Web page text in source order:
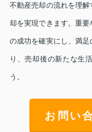
不動産売却の流れを理
却を実現できます。重
の成功を確実にし、満
り、売却後の新たな生
う。
お問い